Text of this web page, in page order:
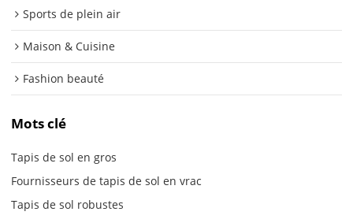
Sports de plein air
Maison & Cuisine
Fashion beauté
Mots clé
Tapis de sol en gros
Fournisseurs de tapis de sol en vrac
Tapis de sol robustes